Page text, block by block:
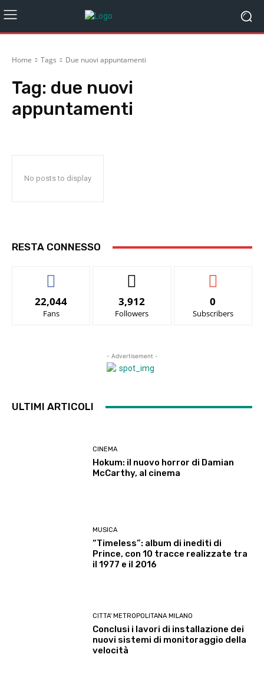
Home Tags Due nuovi appuntamenti
Tag: due nuovi
appuntamenti
No posts to display
RESTA CONNESSO
22,044
Fans
3,912
Followers
0
Subscribers
- Advertisement -
ULTIMI ARTICOLI
CINEMA
Hokum: il nuovo horror di Damian
McCarthy, al cinema
MUSICA
“Timeless”: album di inediti di
Prince, con 10 tracce realizzate tra
il 1977 e il 2016
CITTA' METROPOLITANA MILANO
Conclusi i lavori di installazione dei
nuovi sistemi di monitoraggio della
velocità